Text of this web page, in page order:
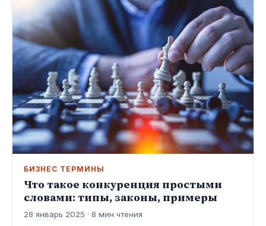
БИЗНЕС ТЕРМИНЫ
Что такое конкуренция простыми
словами: типы, законы, примеры
28 январь 2025 · 8 мин чтения